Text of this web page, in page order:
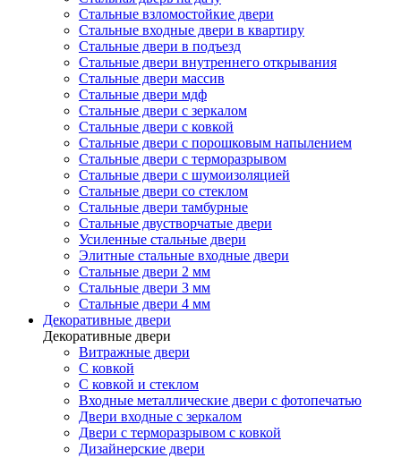
Стальные взломостойкие двери
Стальные входные двери в квартиру
Стальные двери в подъезд
Стальные двери внутреннего открывания
Стальные двери массив
Стальные двери мдф
Стальные двери с зеркалом
Стальные двери с ковкой
Стальные двери с порошковым напылением
Стальные двери с терморазрывом
Стальные двери с шумоизоляцией
Стальные двери со стеклом
Стальные двери тамбурные
Стальные двустворчатые двери
Усиленные стальные двери
Элитные стальные входные двери
Стальные двери 2 мм
Стальные двери 3 мм
Стальные двери 4 мм
Декоративные двери
Декоративные двери
Витражные двери
С ковкой
С ковкой и стеклом
Входные металлические двери с фотопечатью
Двери входные с зеркалом
Двери с терморазрывом с ковкой
Дизайнерские двери